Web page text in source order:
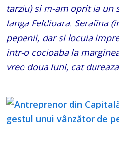
tarziu) si m-am oprit la un
langa Feldioara. Serafina
pepenii, dar si locuia
intr-o cocioaba la
vreo doua luni, cat